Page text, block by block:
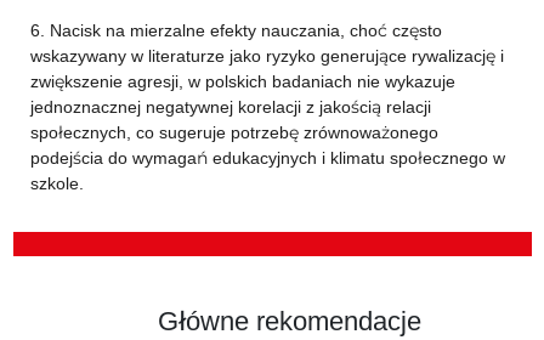
6. Nacisk na mierzalne efekty nauczania, choć często
wskazywany w literaturze jako ryzyko generujące rywalizację i
zwiększenie agresji, w polskich badaniach nie wykazuje
jednoznacznej negatywnej korelacji z jakością relacji
społecznych, co sugeruje potrzebę zrównoważonego
podejścia do wymagań edukacyjnych i klimatu społecznego w
szkole.
Główne rekomendacje